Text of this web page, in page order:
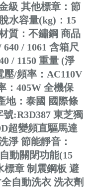
級 其他標章：節
水容量(kg)：15
質：不鏽鋼 商品
/ 1061 含箱尺
/ 1150 重量 (淨
壓/頻率：AC110V
：405W 全機保
地：泰國 國際條
號:R3D387 東芝獨
超變頻直驅馬達
淨 節能靜音：
動關閉功能(15
標章 制震鋼板 避
自動洗衣 洗衣劑